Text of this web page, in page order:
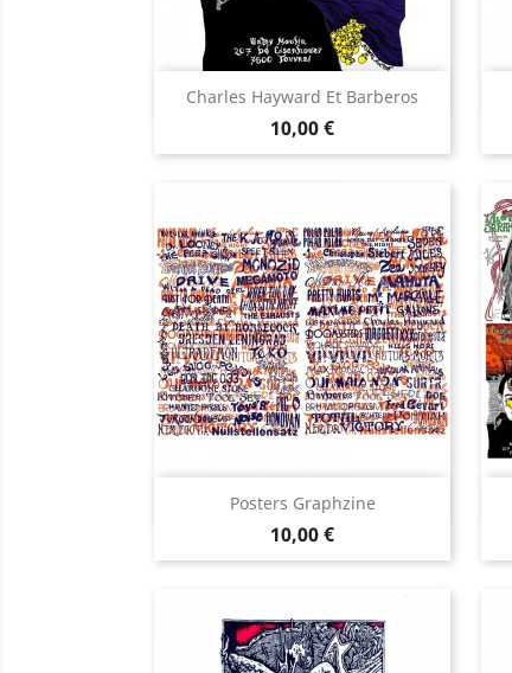
Charles Hayward Et Barberos
Prix
10,00 €
 Aperçu rapide
Posters Graphzine
Prix
10,00 €
Aperçu rapide